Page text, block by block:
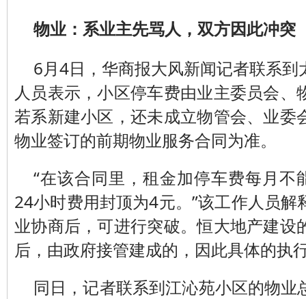
物业：系业主先骂人，双方因此冲突
6月4日，华商报大风新闻记者联系
人员表示，小区停车费由业主委员会、
若系新建小区，还未成立物管会、业委
物业签订的前期物业服务合同为准。
“在该合同里，租金加停车费每月不
24小时费用封顶为4元。”该工作人员
业协商后，可进行突破。恒大地产建设
后，由政府接管建成的，因此具体的执
同日，记者联系到江沁苑小区的物